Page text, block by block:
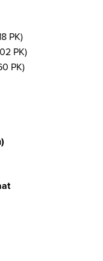
PK)
PK)
PK)